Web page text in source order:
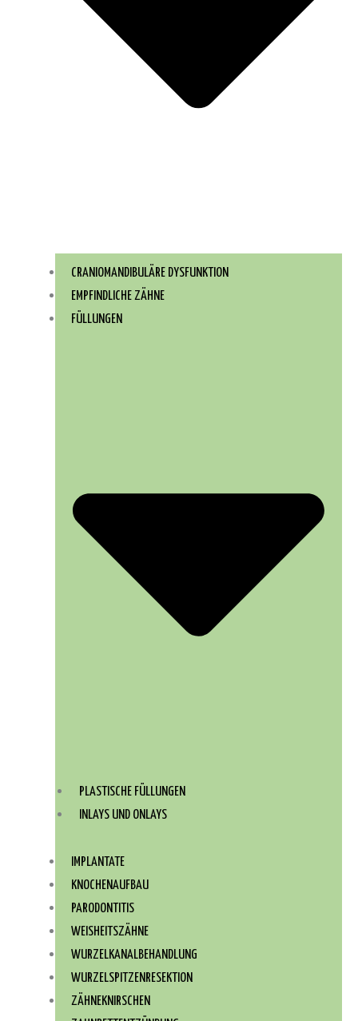
CRANIOMANDIBULÄRE DYSFUNKTION
EMPFINDLICHE ZÄHNE
FÜLLUNGEN
PLASTISCHE FÜLLUNGEN
INLAYS UND ONLAYS
IMPLANTATE
KNOCHENAUFBAU
PARODONTITIS
WEISHEITSZÄHNE
WURZEL­KANAL­BEHANDLUNG
WURZEL­SPITZEN­RESEKTION
ZÄHNEKNIRSCHEN